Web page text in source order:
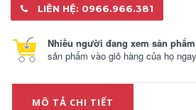
LIÊN HỆ: 0966.966.381
Nhiều người đang xem sản
sản phẩm vào giỏ hàng của họ
MÔ TẢ CHI TIẾT